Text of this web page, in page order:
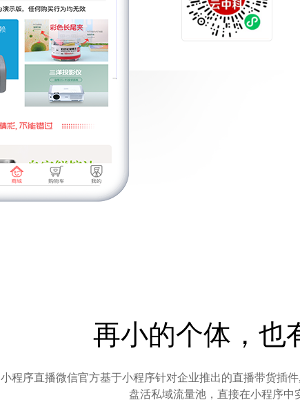
再小的个体，也
小程序直播微信官方基于小程序针对企业推出的直播带货插
盘活私域流量池，直接在小程序中